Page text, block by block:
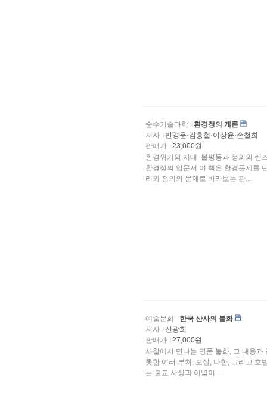
순수기술과학
환경정의 개론
저자
반영운·김홍철·이상윤·손철희
판매가
23,000원
환경위기의 시대, 불평등과 정의의 렌
환경정의 입문서 이 책은 환경문제를
리와 정의의 문제로 바라보는 관...
예술문화
한국 산사의 불화
저자
신광희
판매가
27,000원
사찰에서 만나는 명품 불화, 그 내용
롯한 여러 부처, 보살, 나한, 그리고 호
는 불교 사상과 이념이 ...